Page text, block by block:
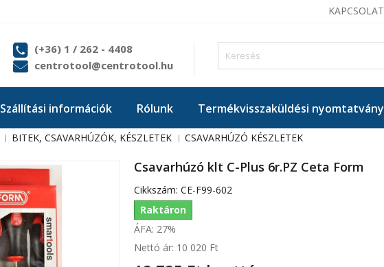
KAPCSOLAT
(+36) 1 / 262 - 4408
centrotool@centrotool.hu
Szállítási információk Rólunk Termékvisszaküldési nyomtatvány
BITEK, CSAVARHÚZÓK, KÉSZLETEK CSAVARHÚZÓ KÉSZLETEK
Csavarhúzó klt C-Plus 6r.PZ Ceta Form
Cikkszám: CE-F99-602
Raktáron
ÁFA: 27%
Nettó ár: 10 020 Ft‎